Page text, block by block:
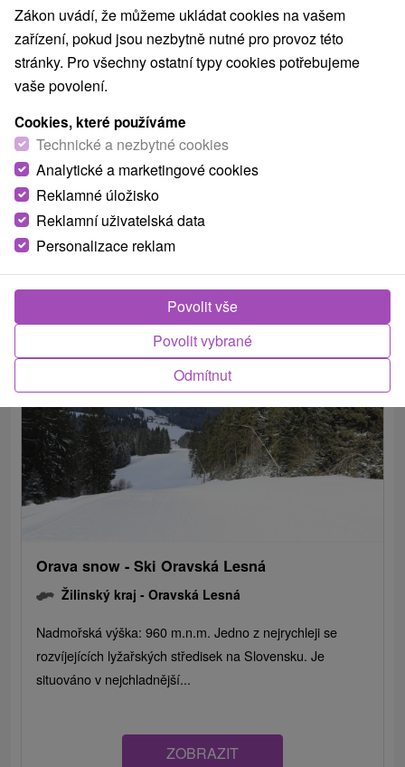
Žilinský kraj -Oravská Lesná
Teraz známa ako turistická vyhliadková trať, kedysi
fungovala na prevoz dreva v roku 1918 a jej trasa bola z
Oravskej Lesnej cez...
ZOBRAZIT
Orava snow - Ski Oravská Lesná
Žilinský kraj -Oravská Lesná
Nadmořská výška: 960 m.n.m. Jedno z nejrychleji se
rozvíjejících lyžařských středisek na Slovensku. Je
situováno v nejchladnější...
ZOBRAZIT
Zákon uvádí, že můžeme ukládat cookies na vašem
zařízení, pokud jsou nezbytně nutné pro provoz této
stránky. Pro všechny ostatní typy cookies potřebujeme
vaše povolení.
Cookies, které používáme
Technické a nezbytné cookies
Analytické a marketingové cookies
Reklamné úložisko
Reklamní uživatelská data
Personalizace reklam
Odmítnut
Povolit vybrané
Povolit vše